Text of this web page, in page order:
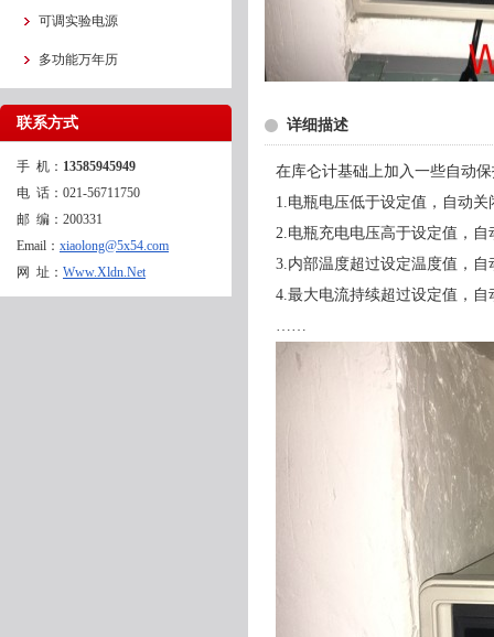
可调实验电源
多功能万年历
联系方式
手 机： 13585945949
电 话：021-56711750
邮 编：200331
Email： xiaolong@5x54.com
网 址： Www.Xldn.Net
详细描述
在库仑计基础上加入一些自动
1.电瓶电压低于设定值，自动关
2.电瓶充电电压高于设定值，自
3.内部温度超过设定温度值，自
4.最大电流持续超过设定值，自
……